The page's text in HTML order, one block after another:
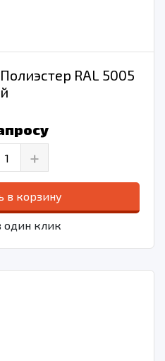
RAL 5005
+
в корзину
один клик